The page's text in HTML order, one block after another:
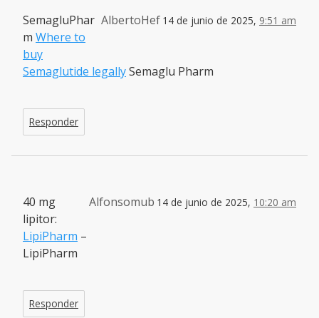
AlbertoHef 14 de junio de 2025, 9:51 am
SemagluPhar
m Where to
buy
Semaglutide legallySemaglu Pharm
Responder
Alfonsomub 14 de junio de 2025, 10:20 am
40 mg
lipitor:
LipiPharm –
LipiPharm
Responder